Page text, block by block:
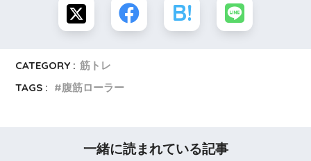
CATEGORY : 筋トレ
TAGS :
腹筋ローラー
一緒に読まれている記事